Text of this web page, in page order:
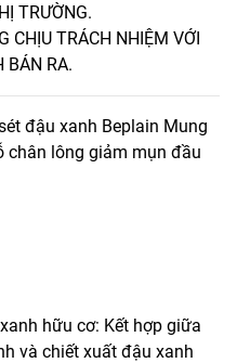
TRƯỜNG.
CHỊU TRÁCH NHIỆM VỚI
BÁN RA.
đậu xanh Beplain Mung
chân lông giảm mụn đầu
hữu cơ: Kết hợp giữa
và chiết xuất đậu xanh